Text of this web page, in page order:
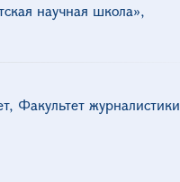
научная школа»,
Факультет журналистики